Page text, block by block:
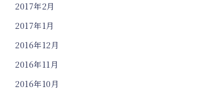
2017年2月
2017年1月
2016年12月
2016年11月
2016年10月